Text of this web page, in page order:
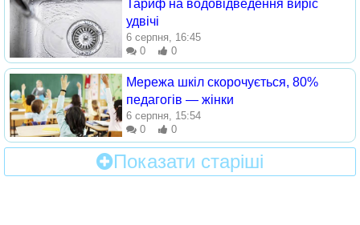
Тариф на водовідведення виріс
удвічі
6 серпня, 16:45
0
0
Мережа шкіл скорочується, 80%
педагогів — жінки
6 серпня, 15:54
0
0
Показати старіші